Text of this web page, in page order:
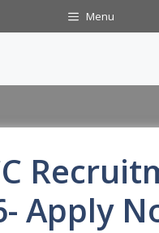
Menu
Apply